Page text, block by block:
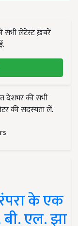
सभी लेटेस्ट ख़बरें
देशभर की सभी
की सदस्यता लें.
के एक
बी. एल. झा